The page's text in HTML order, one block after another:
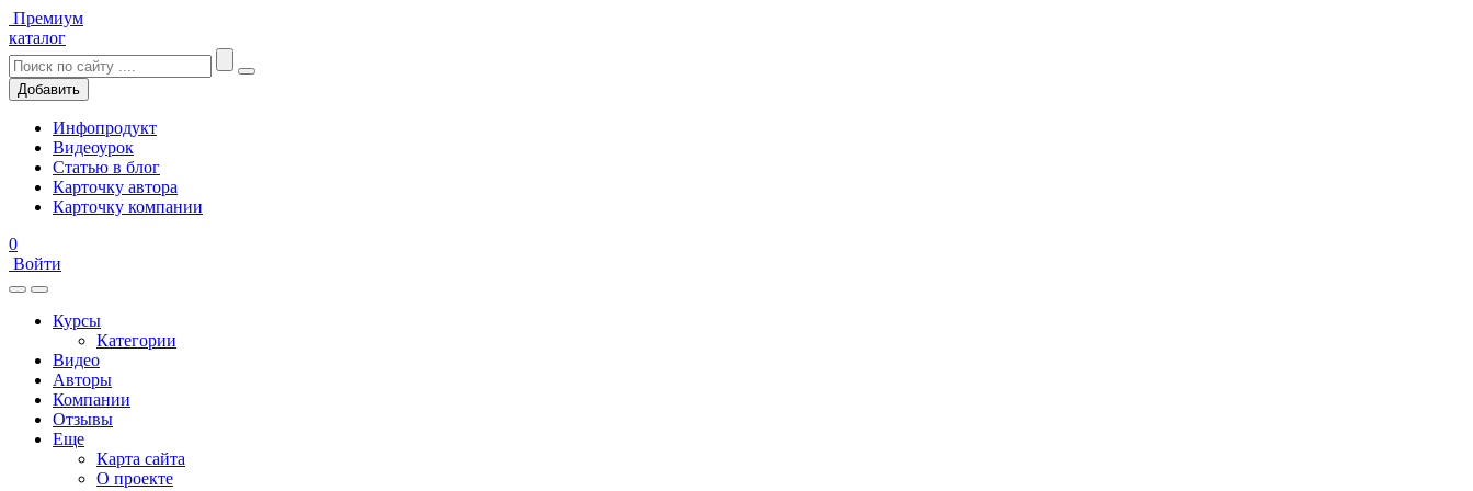
Премиум
каталог
Добавить
Инфопродукт
Видеоурок
Статью в блог
Карточку автора
Карточку компании
0
Войти
Курсы
Категории
Видео
Авторы
Компании
Отзывы
Еще
Карта сайта
О проекте